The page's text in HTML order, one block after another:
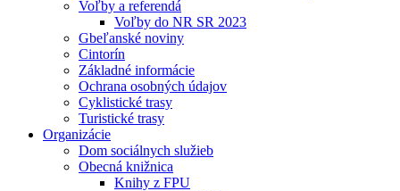
Voľby a referendá
Voľby do NR SR 2023
Gbeľanské noviny
Cintorín
Základné informácie
Ochrana osobných údajov
Cyklistické trasy
Turistické trasy
Organizácie
Dom sociálnych služieb
Obecná knižnica
Knihy z FPU